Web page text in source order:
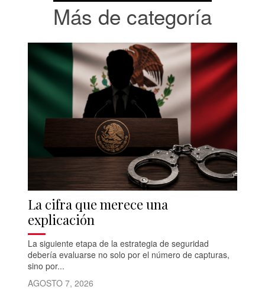
Más de categoría
La cifra que merece una
explicación
La siguiente etapa de la estrategia de seguridad
debería evaluarse no solo por el número de capturas,
sino por...
AGOSTO 7, 2026